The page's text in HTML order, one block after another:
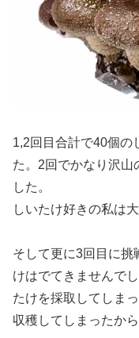
1,2回目合計で40個の
た。2回でかなり沢山
した。
しいたけ好きの私は大
そして更に3回目に挑
けはでてきませんで
たけを採取してしま
収穫してしまったか